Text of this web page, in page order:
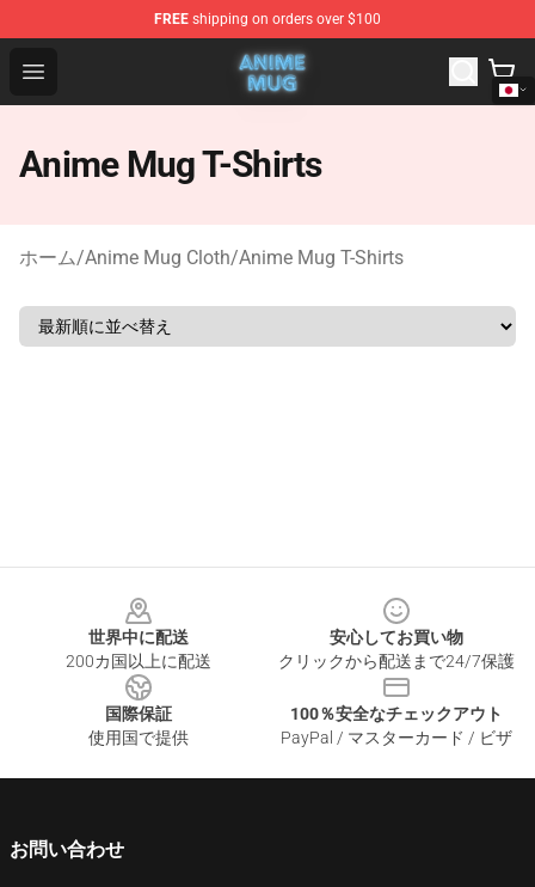
FREE shipping on orders over $100
Open menu
Anime Mug Shop - The Best Store of Anime Mug
Anime Mug T-Shirts
ホーム/Anime Mug Cloth/Anime Mug T-Shirts
世界中に配送
200カ国以上に配送
安心してお買い物
クリックから配送まで24/7保護
国際保証
使用国で提供
100％安全なチェックアウト
PayPal / マスターカード / ビザ
お問い合わせ